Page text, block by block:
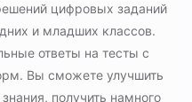
цифровых заданий
и младших классов.
ответы на тесты с
Вы сможете улучшить
получить намного